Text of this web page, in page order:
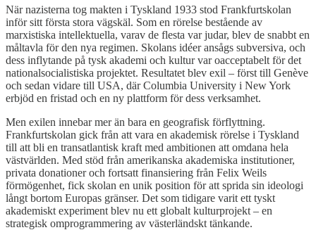
När nazisterna tog makten i Tyskland 1933 stod Frankfurtskolan
inför sitt första stora vägskäl. Som en rörelse bestående av
marxistiska intellektuella, varav de flesta var judar, blev de snabbt en
måltavla för den nya regimen. Skolans idéer ansågs subversiva, och
dess inflytande på tysk akademi och kultur var oacceptabelt för det
nationalsocialistiska projektet. Resultatet blev exil – först till Genève
och sedan vidare till USA, där Columbia University i New York
erbjöd en fristad och en ny plattform för dess verksamhet.
Men exilen innebar mer än bara en geografisk förflyttning.
Frankfurtskolan gick från att vara en akademisk rörelse i Tyskland
till att bli en transatlantisk kraft med ambitionen att omdana hela
västvärlden. Med stöd från amerikanska akademiska institutioner,
privata donationer och fortsatt finansiering från Felix Weils
förmögenhet, fick skolan en unik position för att sprida sin ideologi
långt bortom Europas gränser. Det som tidigare varit ett tyskt
akademiskt experiment blev nu ett globalt kulturprojekt – en
strategisk omprogrammering av västerländskt tänkande.